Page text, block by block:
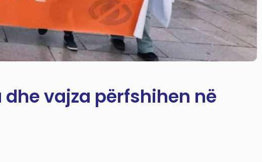
vajza përfshihen në